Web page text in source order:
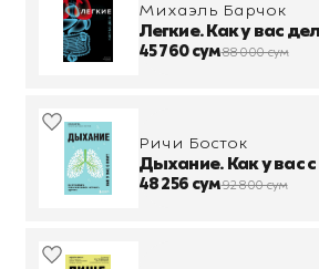
Михаэль Барчок
Легкие. Как у вас
45 760 сум88 000 сум
Ричи Босток
Дыхание. Как у вас
48 256 сум92 800 сум